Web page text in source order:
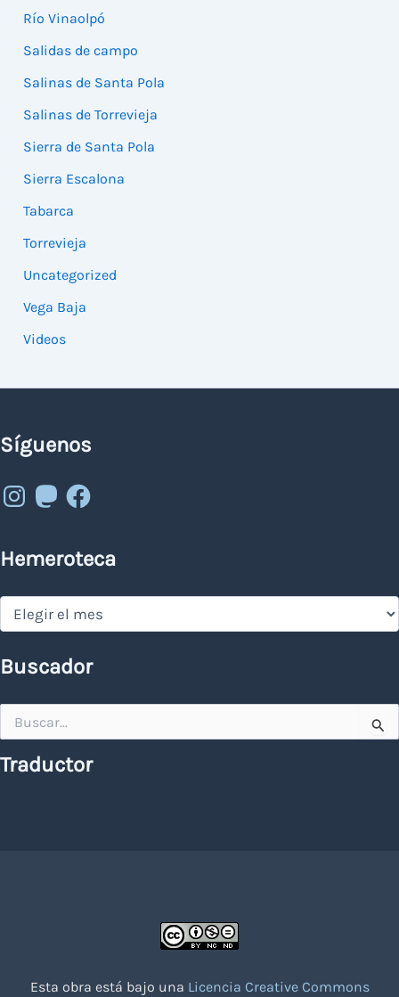
Río Vinaolpó
Salidas de campo
Salinas de Santa Pola
Salinas de Torrevieja
Sierra de Santa Pola
Sierra Escalona
Tabarca
Torrevieja
Uncategorized
Vega Baja
Videos
Síguenos
Instagram
MastodonFacebook
Hemeroteca
Hemeroteca
Buscador
por:
Traductor
Esta obra está bajo una Licencia Creative Commons